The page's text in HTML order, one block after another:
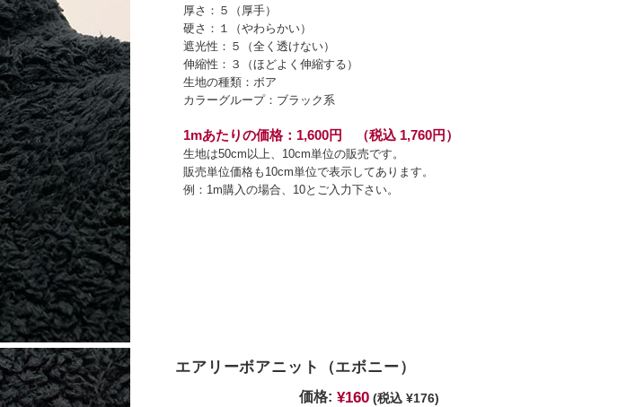
厚さ：５（厚手）
硬さ：１（やわらかい）
遮光性：５（全く透けない）
伸縮性：３（ほどよく伸縮する）
生地の種類：ボア
カラーグループ：ブラック系
1mあたりの価格：1,600円 （税込 1,760円）
生地は50cm以上、10cm単位の販売です。
販売単位価格も10cm単位で表示してあります。
例：1m購入の場合、10とご入力下さい。
エアリーボアニット（エボニー）
価格: ¥160 (税込 ¥176)